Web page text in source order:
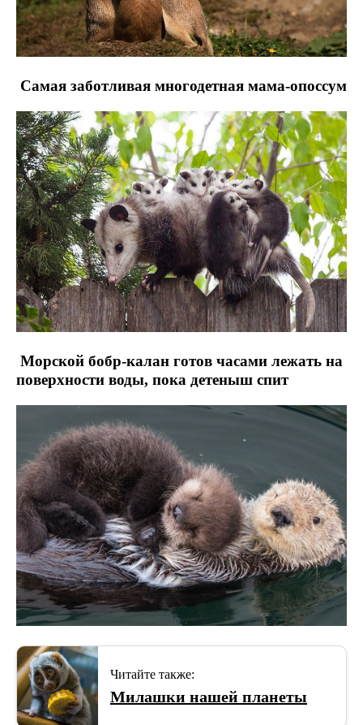
Самая заботливая многодетная мама-опоссум
Морской бобр-калан готов часами лежать на
поверхности воды, пока детеныш спит
Читайте также:
Милашки нашей планеты